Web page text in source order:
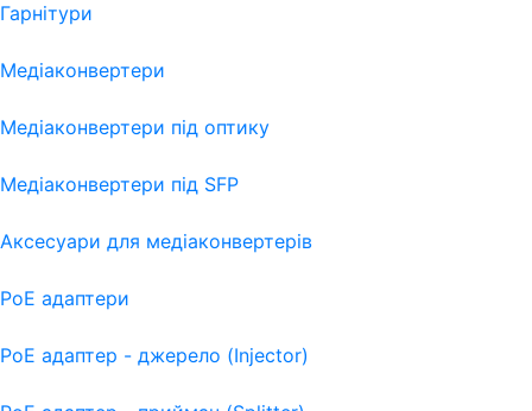
Гарнітури
Медіаконвертери
Медіаконвертери під оптику
Медіаконвертери під SFP
Аксесуари для медіаконвертерів
PoE адаптери
PoE адаптер - джерело (Injector)